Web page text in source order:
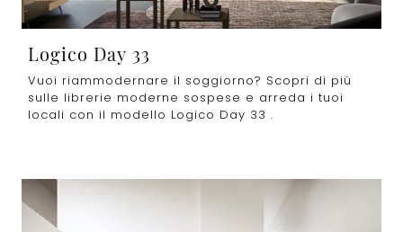
Logico Day 33
Vuoi riammodernare il soggiorno? Scopri di più
sulle librerie moderne sospese e arreda i tuoi
locali con il modello Logico Day 33 .